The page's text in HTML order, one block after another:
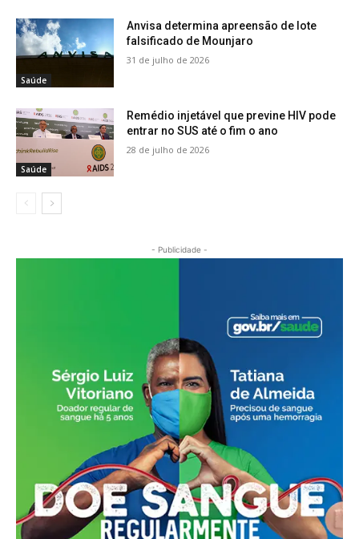
Saúde
Anvisa determina apreensão de lote
falsificado de Mounjaro
31 de julho de 2026
Saúde
Remédio injetável que previne HIV pode
entrar no SUS até o fim o ano
28 de julho de 2026
- Publicidade -